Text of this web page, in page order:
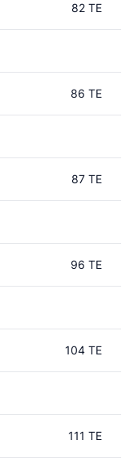
82 TE
86 TE
87 TE
96 TE
104 TE
111 TE